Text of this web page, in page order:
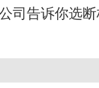
司告诉你选